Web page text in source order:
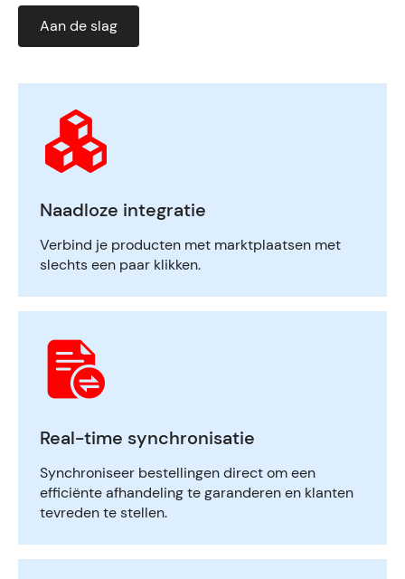
Aan de slag
Naadloze integratie
Verbind je producten met marktplaatsen met
slechts een paar klikken.
Real-time synchronisatie
Synchroniseer bestellingen direct om een
efficiënte afhandeling te garanderen en klanten
tevreden te stellen.